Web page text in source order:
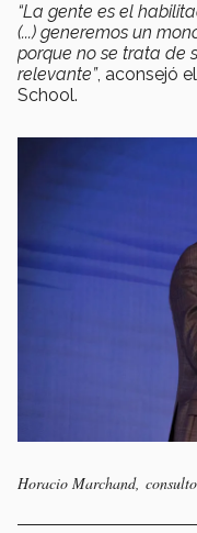
“La gente es el
(...) generemos un
porque no se trata de
relevante”, aconsejó
School.
Horacio Marchand,